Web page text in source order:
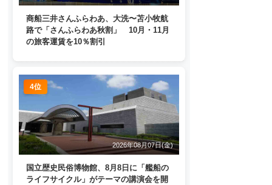
商船三井さんふらわあ、大洗〜苫小牧航
路で「さんふらわあ秋割」 10月・11月
の旅客運賃を10％割引
4位
2026年08月07日(金)
国立歴史民俗博物館、8月8日に「艦船の
ライフサイクル」がテーマの講演会を開